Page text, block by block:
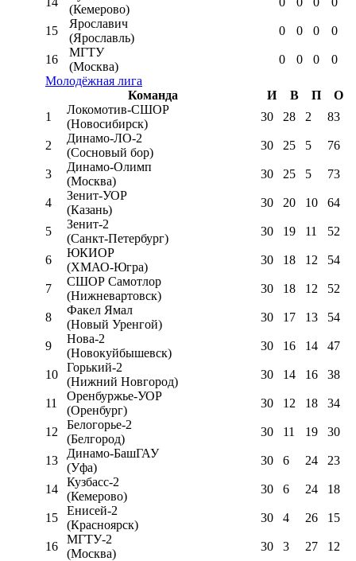
(Кемерово)
15
Ярославич
(Ярославль)
0 0 0 0
16
МГТУ
(Москва)
0 0 0
0
Молодёжная лига
Команда
И В П
О
1
Локомотив-CШОР
(Новосибирск)
30 28 2 83
2
Динамо-ЛО-2
(Сосновый бор)
30 25 5 76
3
Динамо-Олимп
(Москва)
30 25 5 73
4
Зенит-УОР
(Казань)
30 20 10 64
5
Зенит-2
(Санкт-Петербург)
30 19 11 52
6
ЮКИОР
(ХМАО-Югра)
30 18 12 54
7
СШОР Самотлор
(Нижневартовск)
30 18 12 52
8
Факел Ямал
(Новый Уренгой)
30 17 13 54
9
Нова-2
(Новокуйбышевск)
30 16 14 47
10
Горький-2
(Нижний Новгород)
30 14 16 38
11
Оренбуржье-УОР
(Оренбург)
30 12 18 34
12
Белогорье-2
(Белгород)
30 11 19 30
13
Динамо-БашГАУ
(Уфа)
30 6 24 23
14
Кузбасс-2
(Кемерово)
30 6 24 18
15
Енисей-2
(Красноярск)
30 4 26 15
16
МГТУ-2
(Москва)
30 3 27 12